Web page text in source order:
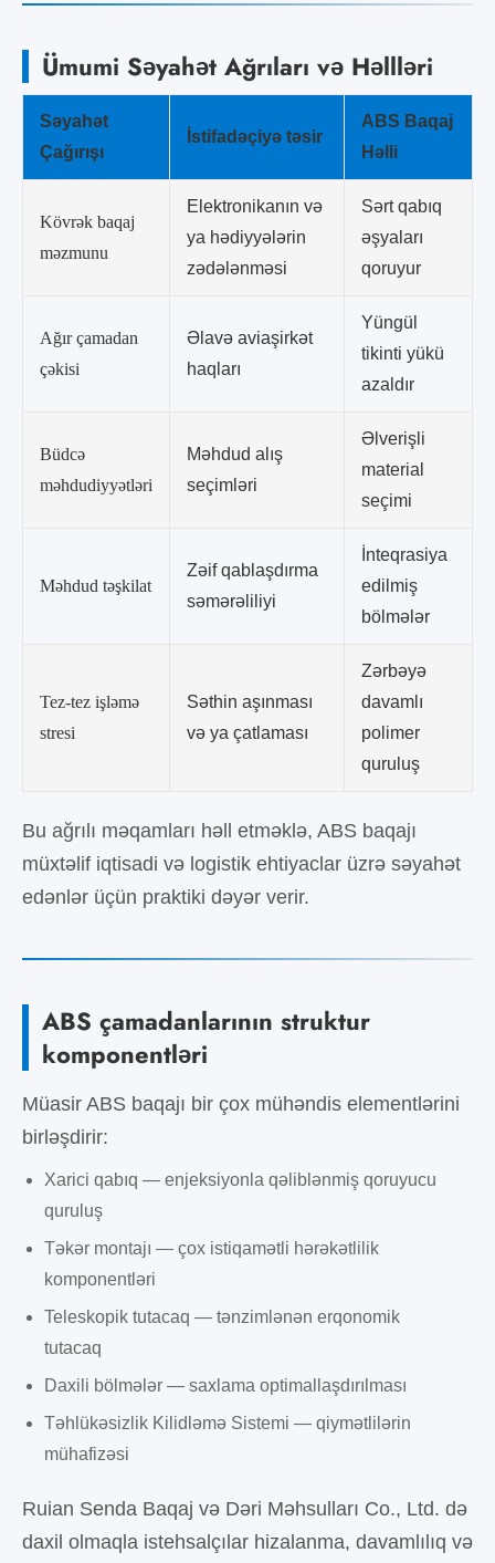
Ümumi Səyahət Ağrıları və Həllləri
Səyahət
Çağırışı
İstifadəçiyə təsir
ABS Baqaj
Həlli
Kövrək baqaj
məzmunu
Elektronikanın və
ya hədiyyələrin
zədələnməsi
Sərt qabıq
əşyaları
qoruyur
Ağır çamadan
çəkisi
Əlavə aviaşirkət
haqları
Yüngül
tikinti yükü
azaldır
Büdcə
məhdudiyyətləri
Məhdud alış
seçimləri
Əlverişli
material
seçimi
Məhdud təşkilat
Zəif qablaşdırma
səmərəliliyi
İnteqrasiya
edilmiş
bölmələr
Tez-tez işləmə
stresi
Səthin aşınması
və ya çatlaması
Zərbəyə
davamlı
polimer
quruluş
Bu ağrılı məqamları həll etməklə, ABS baqajı
müxtəlif iqtisadi və logistik ehtiyaclar üzrə səyahət
edənlər üçün praktiki dəyər verir.
ABS çamadanlarının struktur
komponentləri
Müasir ABS baqajı bir çox mühəndis elementlərini
birləşdirir:
Xarici qabıq — enjeksiyonla qəliblənmiş qoruyucu
quruluş
Təkər montajı — çox istiqamətli hərəkətlilik
komponentləri
Teleskopik tutacaq — tənzimlənən erqonomik
tutacaq
Daxili bölmələr — saxlama optimallaşdırılması
Təhlükəsizlik Kilidləmə Sistemi — qiymətlilərin
mühafizəsi
Ruian Senda Baqaj və Dəri Məhsulları Co., Ltd. də
daxil olmaqla istehsalçılar hizalanma, davamlılıq və